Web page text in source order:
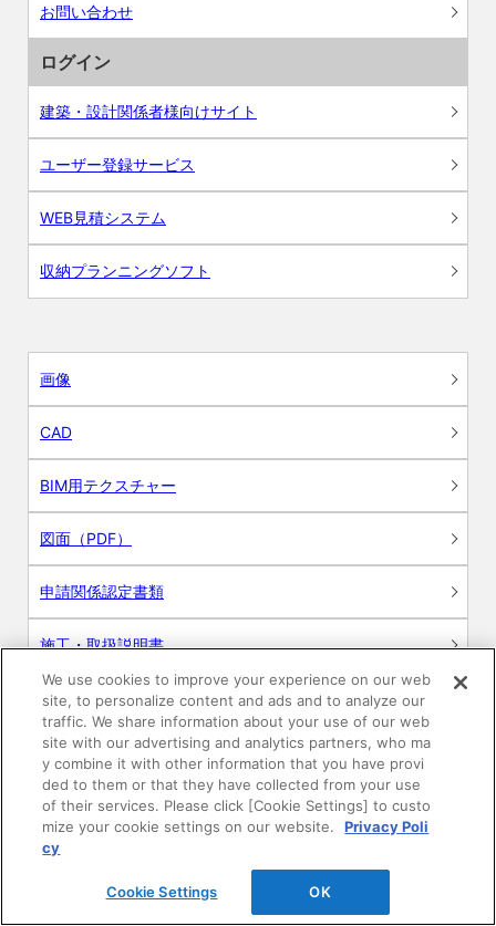
お問い合わせ
ログイン
建築・設計関係者様向けサイト
ユーザー登録サービス
WEB見積システム
収納プランニングソフト
画像
CAD
BIM用テクスチャー
図面（PDF）
申請関係認定書類
施工・取扱説明書
動画
シミュレーションツール
24時間換気システム〈エアスマート〉
簡易設計見積ソフト
R&Dセンター環境測定・分析サービス
We use cookies to improve your experience on our web
site, to personalize content and ads and to analyze our
traffic. We share information about your use of our web
site with our advertising and analytics partners, who ma
y combine it with other information that you have provi
ded to them or that they have collected from your use
of their services. Please click [Cookie Settings] to custo
mize your cookie settings on our website.
Privacy Poli
cy
Cookie Settings OK